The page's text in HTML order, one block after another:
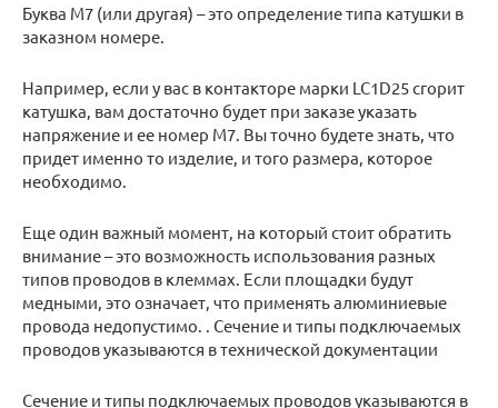
Буква М7 (или другая) – это определение типа катушки в
заказном номере.
Например, если у вас в контакторе марки LC1D25 сгорит
катушка, вам достаточно будет при заказе указать
напряжение и ее номер М7. Вы точно будете знать, что
придет именно то изделие, и того размера, которое
необходимо.
Еще один важный момент, на который стоит обратить
внимание – это возможность использования разных
типов проводов в клеммах. Если площадки будут
медными, это означает, что применять алюминиевые
провода недопустимо. . Сечение и типы подключаемых
проводов указываются в технической документации
Сечение и типы подключаемых проводов указываются в